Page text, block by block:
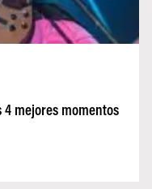
mejores momentos